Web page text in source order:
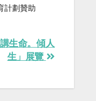
計劃贊助
講生命。傾人
生」展覽